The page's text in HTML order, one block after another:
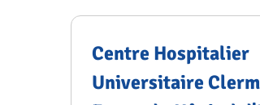
Centre Hospitalier
Universitaire